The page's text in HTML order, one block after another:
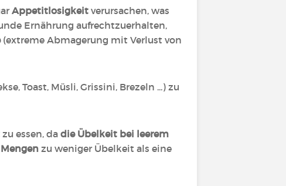
Appetitlosigkeit verursachen, was
Ernährung aufrechtzuerhalten,
(extreme Abmagerung mit Verlust von
Toast, Müsli, Grissini, Brezeln ...) zu
zu essen, da die Übelkeit bei leerem
zu weniger Übelkeit als eine